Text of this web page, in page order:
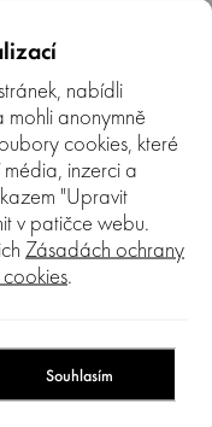
Kč a hmotnost
ZDARMA.
nabídli
anonymně
cookies, které
inzerci a
"Upravit
v patičce webu.
Zásadách ochrany
.
Souhlasím